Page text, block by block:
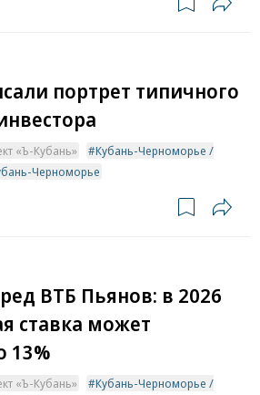
портрет типичного
«Ъ-Кубань»
Кубань-Черноморье /
Черноморье
ВТБ Пьянов: в 2026
ставка может
13%
«Ъ-Кубань»
Кубань-Черноморье /